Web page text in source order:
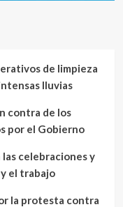
de limpieza
lluvias
contra de los
por el Gobierno
las celebraciones y
el trabajo
la protesta contra